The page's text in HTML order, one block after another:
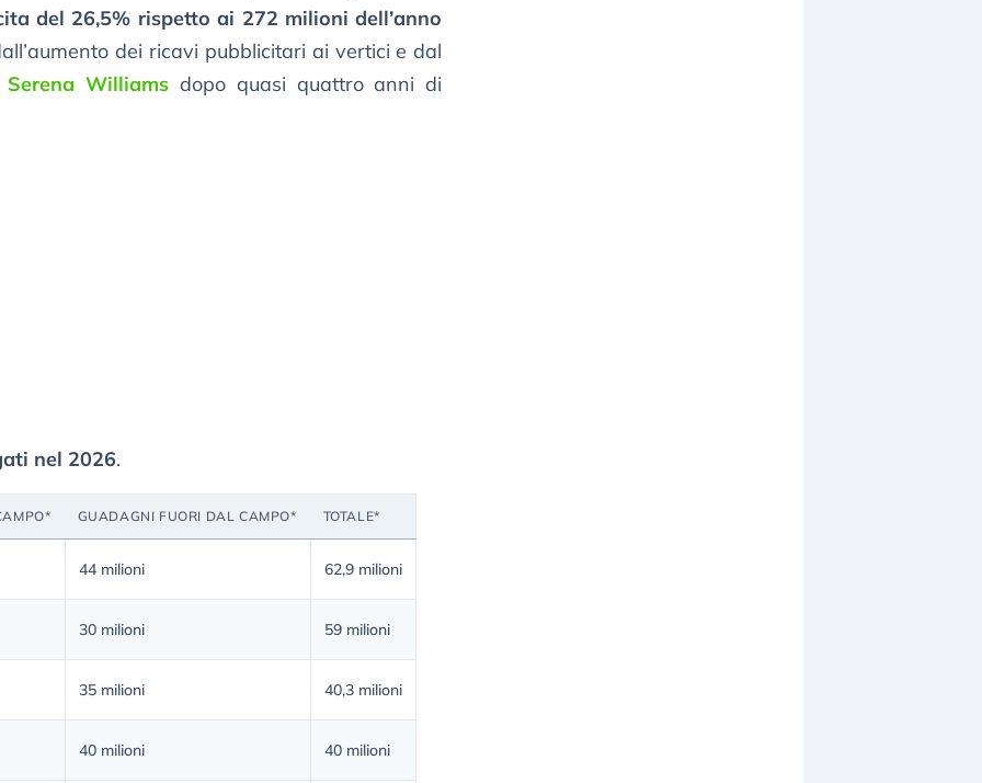
del 26,5% rispetto ai 272 milioni dell’anno
dei ricavi pubblicitari ai vertici e dal
Serena Williamsdopo quasi quattro anni di
nel 2026.
GUADAGNI FUORI DAL CAMPO* TOTALE*
44 milioni 62,9 milioni
30 milioni 59 milioni
35 milioni 40,3 milioni
40 milioni 40 milioni